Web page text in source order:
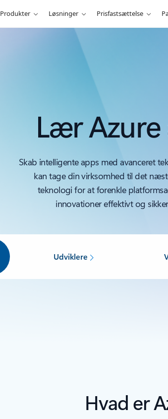
Produkter Løsninger Prisfastsættelse
Lær
Skab intelligente apps med avanceret
kan tage din virksomhed til det
teknologi for at forenkle
innovationer effektivt og
Udviklere
Hvad er